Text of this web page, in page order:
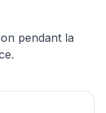
pendant la